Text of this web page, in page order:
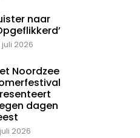
naar
juli 2026
Noordzee
dagen
2026